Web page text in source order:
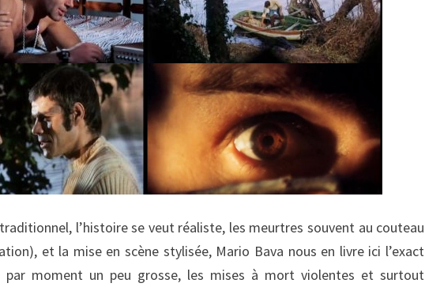
l’histoire se veut réaliste, les meurtres souvent au couteau
et la mise en scène stylisée, Mario Bava nous en livre ici l’exact
par moment un peu grosse, les mises à mort violentes et surtout